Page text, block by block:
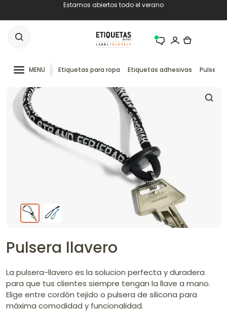
Estamos abiertos todo el verano
MENU Etiquetas para ropa Etiquetas adhesivas
Pulsera llavero
La pulsera-llavero es la solucion perfecta y duradera
para que tus clientes siempre tengan la llave a mano.
Elige entre cordón tejido o pulsera de silicona para
máxima comodidad y funcionalidad.